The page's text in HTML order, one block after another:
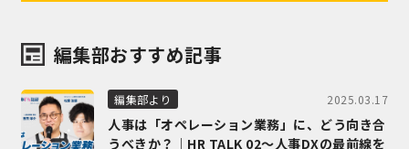
編集部おすすめ記事
編集部より 2025.03.17
人事は「オペレーション業務」に、どう向き合
うべきか？｜HR TALK 02～人事DXの最前線を